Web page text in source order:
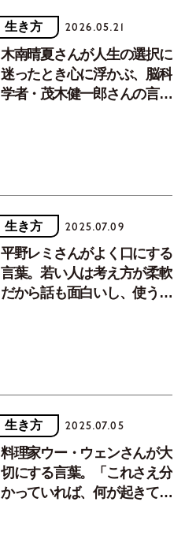
生き方 2026.05.21
木南晴夏さんが人生の選択に
迷ったとき心に浮かぶ、脳科
学者・茂木健一郎さんの言
生き方 2025.07.09
平野レミさんがよく口にする
言葉。若い人は考え方が柔軟
だから話も面白いし、使う言
生き方 2025.07.05
料理家ウー・ウェンさんが大
切にする言葉。「これさえ分
かっていれば、何が起きても